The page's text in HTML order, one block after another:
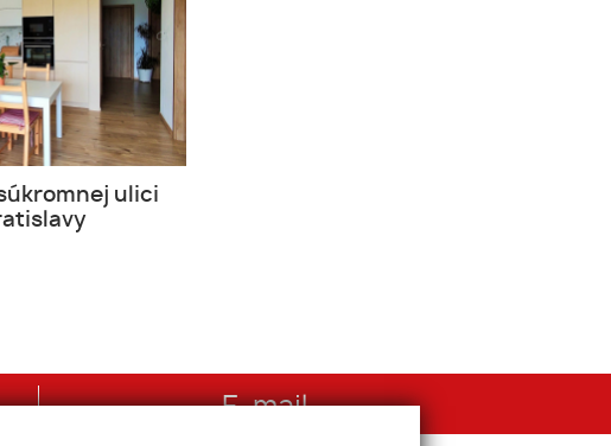
ulici
E-mail